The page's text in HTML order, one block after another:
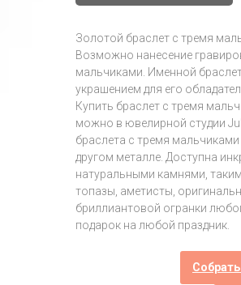
Золотой браслет с тремя
Возможно нанесение
мальчиками. Именной
украшением для его
Купить браслет с тремя
можно в ювелирной студии
браслета с тремя
другом металле. Доступна
натуральными камнями,
топазы, аметисты,
бриллиантовой огранки
подарок на любой праздник.